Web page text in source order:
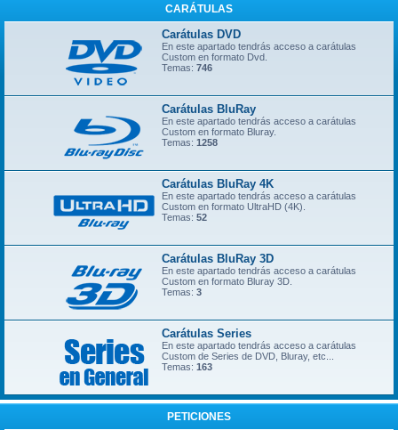
CARÁTULAS
Carátulas DVD
En este apartado tendrás acceso a carátulas
Custom en formato Dvd.
Temas: 746
Carátulas BluRay
En este apartado tendrás acceso a carátulas
Custom en formato Bluray.
Temas: 1258
Carátulas BluRay 4K
En este apartado tendrás acceso a carátulas
Custom en formato UltraHD (4K).
Temas: 52
Carátulas BluRay 3D
En este apartado tendrás acceso a carátulas
Custom en formato Bluray 3D.
Temas: 3
Carátulas Series
En este apartado tendrás acceso a carátulas
Custom de Series de DVD, Bluray, etc...
Temas: 163
PETICIONES